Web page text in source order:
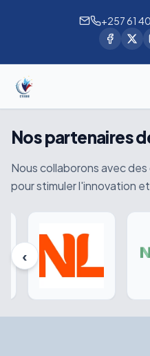
+257 61
Nos partenaires
Nous collaborons avec
pour stimuler l'innovation
‹